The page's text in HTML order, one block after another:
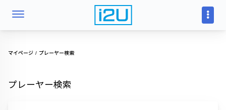
マイページ プレーヤー検索
プレーヤー検索